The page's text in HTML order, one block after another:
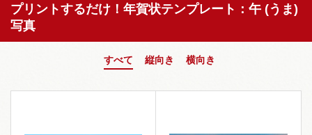
プリントするだけ！年賀状テンプレート：午 (うま)
写真
すべて 縦向き 横向き